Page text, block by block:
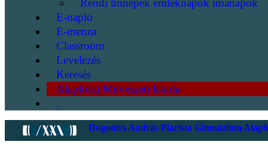
Rendi ünnepek emléknapok imanapok
E-napló
E-menza
Classroom
Levelezés
Keresés
Alapfokú Művészeti Iskola
.
Dugonics András Piarista Gimnázium